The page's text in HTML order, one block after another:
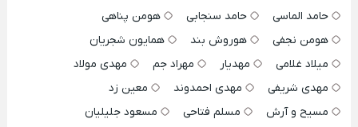
حامد الماسی
حامد سنجابی
هومن پناهی
هومن نجفی
هوروش بند
همایون شجریان
میلاد غلامی
مهدیار مهراد جم
مهدی مولاد
مهدی شریفی
مهدی احمدوند
معین زد
مسیح و آرش
مسلم فتاحی
مسعود جلیلیان